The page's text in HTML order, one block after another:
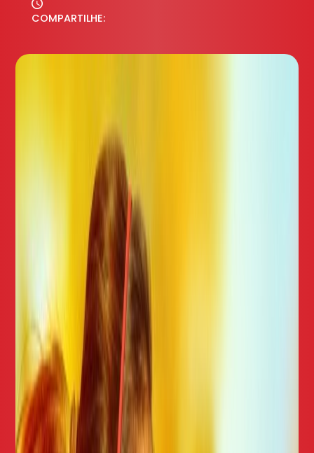
COMPARTILHE: